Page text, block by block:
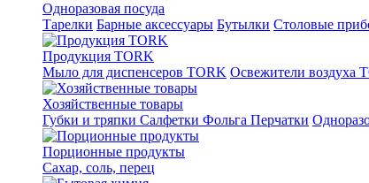
Одноразовая посуда
Тарелки Барные аксессуары Бутылки Столовые
Продукция TORK
Мыло для диспенсеров TORK Освежители воздуха
Хозяйственные товары
Губки и тряпки Салфетки Фольга Перчатки
Порционные продукты
Сахар, соль, перец